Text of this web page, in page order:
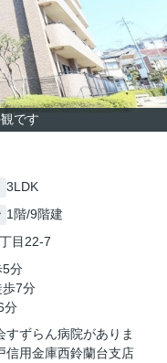
です
3LDK
1階/9階建
目22-7
5分
歩7分
分
ずらん病院がありま
信用金庫西鈴蘭台支店